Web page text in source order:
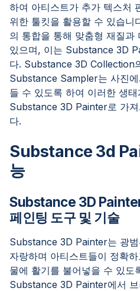
하여 아티스트가 추가 텍스처
위한 툴킷을 활용할 수 있습
의 통합을 통해 맞춤형 재질과
있으며, 이는 Substance 3D
다. Substance 3D Collection
Substance Sampler는 사진
들 수 있도록 하여 이러한 생
Substance 3D Painter로 가
다.
Substance 3d
능
Substance 3D
페인팅 도구 및 기술
Substance 3D Painter는 광
자랑하며 아티스트들이 정확
물에 활기를 불어넣을 수 있도
Substance 3D Painter에서